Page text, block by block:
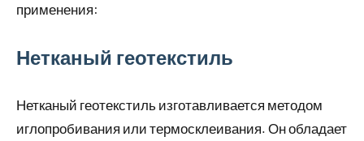
применения:
Нетканый геотекстиль
Нетканый геотекстиль изготавливается методом
иглопробивания или термосклеивания. Он обладает